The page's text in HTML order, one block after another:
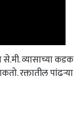
व्यासाच्या कडक
रक्तातील पांढऱ्या